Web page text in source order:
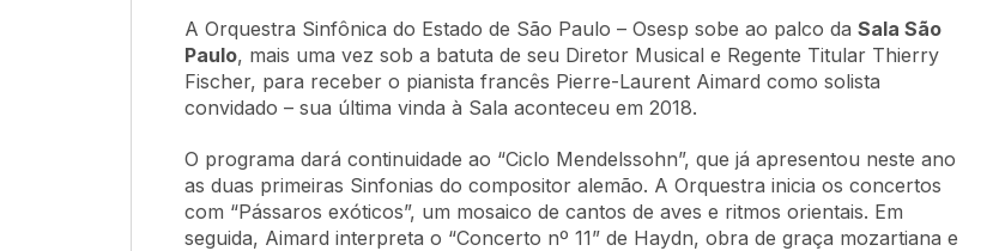
A Orquestra Sinfônica do Estado de São Paulo – Osesp sobe ao palco da Sala São
Paulo, mais uma vez sob a batuta de seu Diretor Musical e Regente Titular Thierry
Fischer, para receber o pianista francês Pierre-Laurent Aimard como solista
convidado – sua última vinda à Sala aconteceu em 2018.
O programa dará continuidade ao “Ciclo Mendelssohn”, que já apresentou neste ano
as duas primeiras Sinfonias do compositor alemão. A Orquestra inicia os concertos
com “Pássaros exóticos”, um mosaico de cantos de aves e ritmos orientais. Em
seguida, Aimard interpreta o “Concerto nº 11” de Haydn, obra de graça mozartiana e